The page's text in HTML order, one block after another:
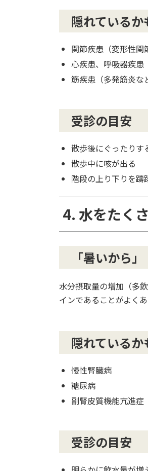
隠れている
関節疾患（変形性関
心疾患、呼吸器疾患
筋疾患（多発筋炎な
受診の目安
散歩後にぐったりす
散歩中に咳が出る
階段の上り下りを躊
4. 水をたく
「暑いから
水分摂取量の増加（多
インであることがよく
隠れている
慢性腎臓病
糖尿病
副腎皮質機能亢進症
受診の目安